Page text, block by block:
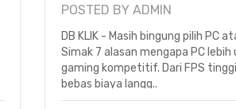
Sal..
POSTED BY ADMIN
DB KLIK - Masih bingung pilih PC
Simak 7 alasan mengapa PC
gaming kompetitif. Dari FPS
bebas biaya langg..